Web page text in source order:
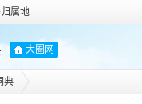
属地
大圈网
典